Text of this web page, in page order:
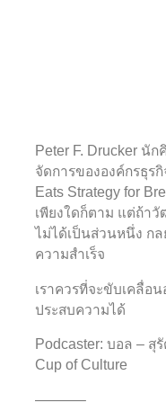
Peter F. Drucker นั
จัดการขององค์กรธุร
Eats Strategy for
เพียงใดก็ตาม แต่ถ้า
ไม่ได้เป็นส่วนหนึ่ง ก
ความสำเร็จ
เราควรที่จะขับเคลื่อ
ประสบความได้
Podcaster: บอล – สุ
Cup of Culture
———–